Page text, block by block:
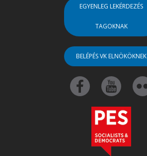
EGYENLEG LEKÉRDEZÉS
TAGOKNAK
BELÉPÉS VK ELNÖKÖKNEK